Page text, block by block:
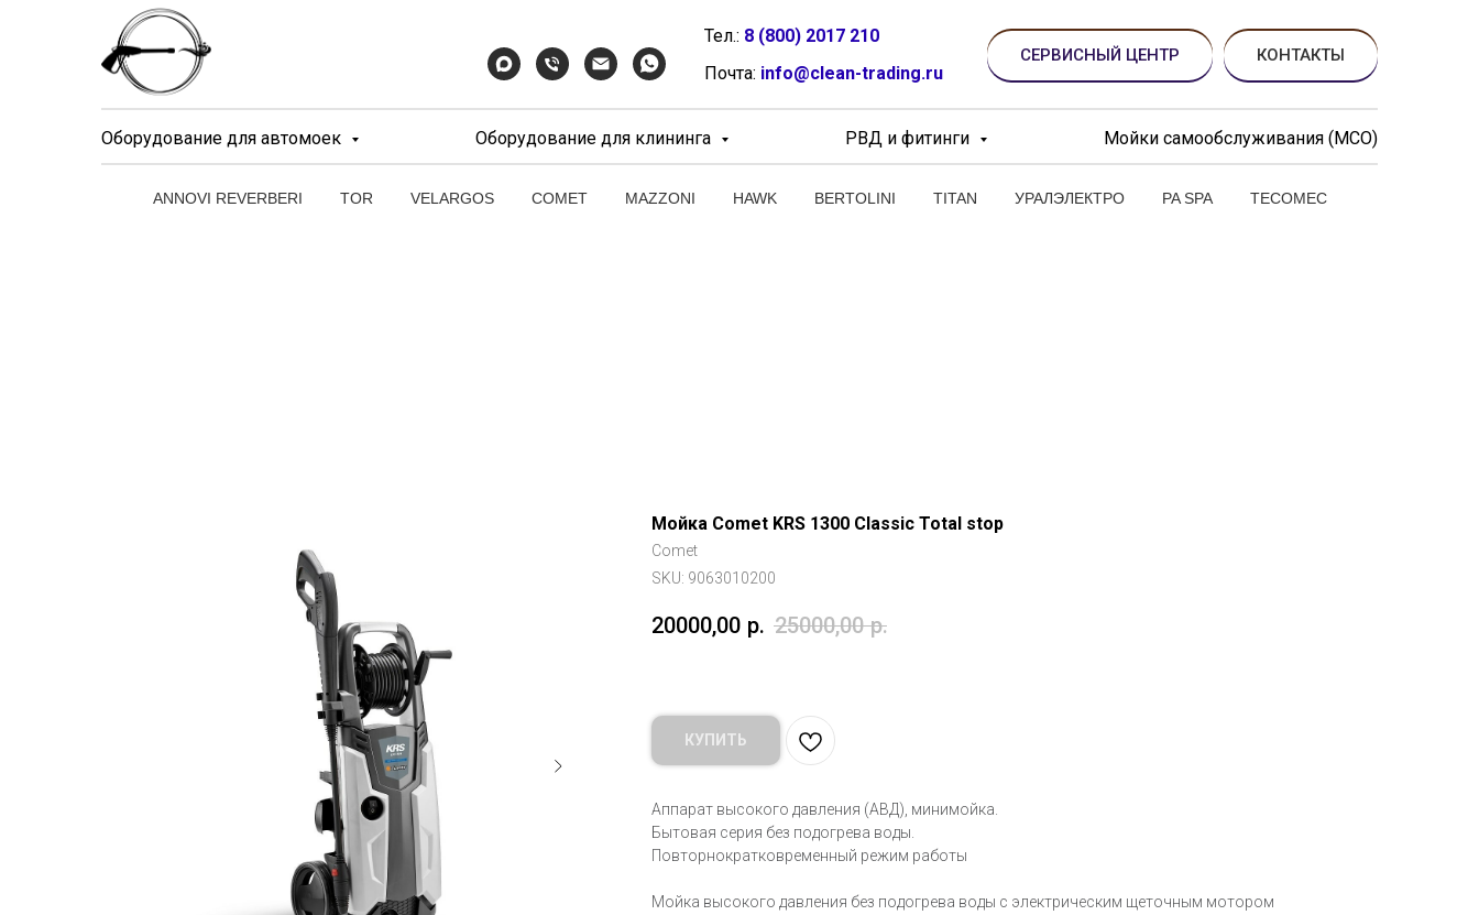
ANNOVI REVERBERI TOR VELARGOS COMET MAZZONI HAWK BERTOLINI TITAN УРАЛЭЛЕКТРО PA SPA TECOMEC
Тел.: 8 (800) 2017 210
Почта: info@clean-trading.ru
СЕРВИСНЫЙ ЦЕНТР КОНТАКТЫ
Оборудование для автомоек Оборудование для клининга РВД и фитинги Мойки самообслуживания (МСО)
Мойка Comet KRS 1300 Classic Total stop
Comet
SKU: 9063010200
20000,00 р. 25000,00 р.
КУПИТЬ
Аппарат высокого давления (АВД), минимойка.
Бытовая серия без подогрева воды.
Повторнократковременный режим работы
Мойка высокого давления без подогрева воды с электрическим щеточным мотором